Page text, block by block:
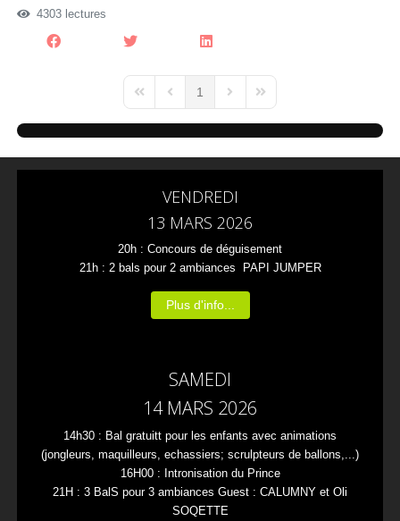
4303 lectures
1
VENDREDI
13 MARS 2026
20h : Concours de déguisement
21h : 2 bals pour 2 ambiances PAPI JUMPER
Plus d'info...
SAMEDI
14 MARS 2026
14h30 : Bal gratuitt pour les enfants avec animations
(jongleurs, maquilleurs, echassiers; scrulpteurs de ballons,...)
16H00 : Intronisation du Prince
21H : 3 BalS pour 3 ambiances Guest : CALUMNY et Oli
SOQETTE